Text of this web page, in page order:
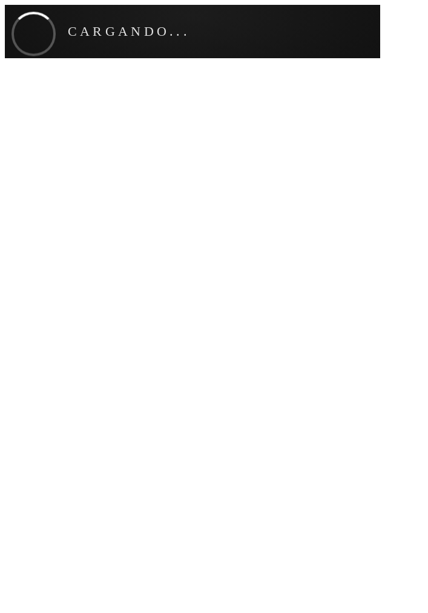
CARGANDO...